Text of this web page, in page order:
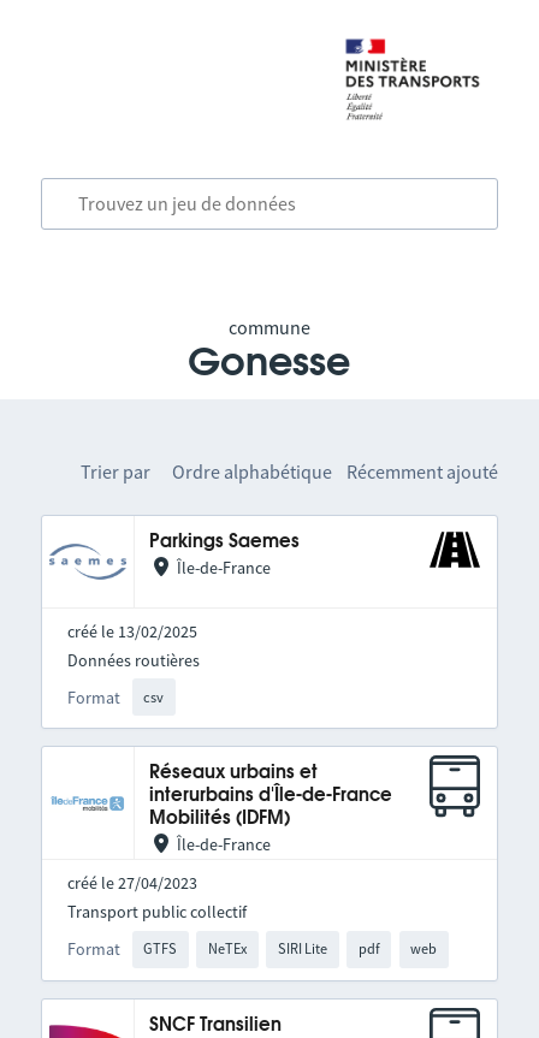
commune
Gonesse
Trier par Ordre alphabétique Récemment ajouté
Parkings Saemes
Île-de-France
créé le 13/02/2025
Format csv
Données routières
Réseaux urbains et
interurbains d'Île-de-France
Mobilités (IDFM)
Île-de-France
créé le 27/04/2023
Format GTFS NeTEx SIRI Lite pdf web
Transport public collectif
SNCF Transilien